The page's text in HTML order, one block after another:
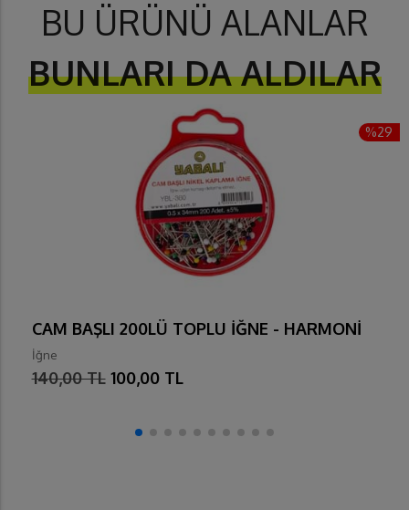
BU ÜRÜNÜ ALANLAR
BUNLARI DA ALDILAR
%29
CAM BAŞLI 200LÜ TOPLU İĞNE - HARMONİ
İğne
140,00 TL 100,00 TL